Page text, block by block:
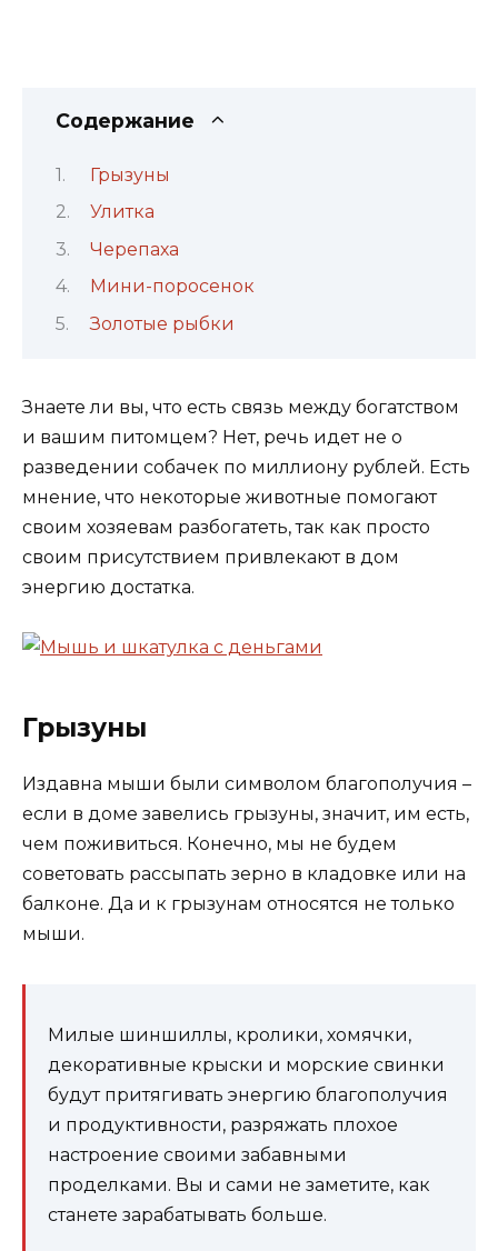
Содержание
Грызуны
Улитка
Черепаха
Мини-поросенок
Золотые рыбки
Знаете ли вы, что есть связь между богатством
и вашим питомцем? Нет, речь идет не о
разведении собачек по миллиону рублей. Есть
мнение, что некоторые животные помогают
своим хозяевам разбогатеть, так как просто
своим присутствием привлекают в дом
энергию достатка.
Грызуны
Издавна мыши были символом благополучия –
если в доме завелись грызуны, значит, им есть,
чем поживиться. Конечно, мы не будем
советовать рассыпать зерно в кладовке или на
балконе. Да и к грызунам относятся не только
мыши.
Милые шиншиллы, кролики, хомячки,
декоративные крыски и морские свинки
будут притягивать энергию благополучия
и продуктивности, разряжать плохое
настроение своими забавными
проделками. Вы и сами не заметите, как
станете зарабатывать больше.